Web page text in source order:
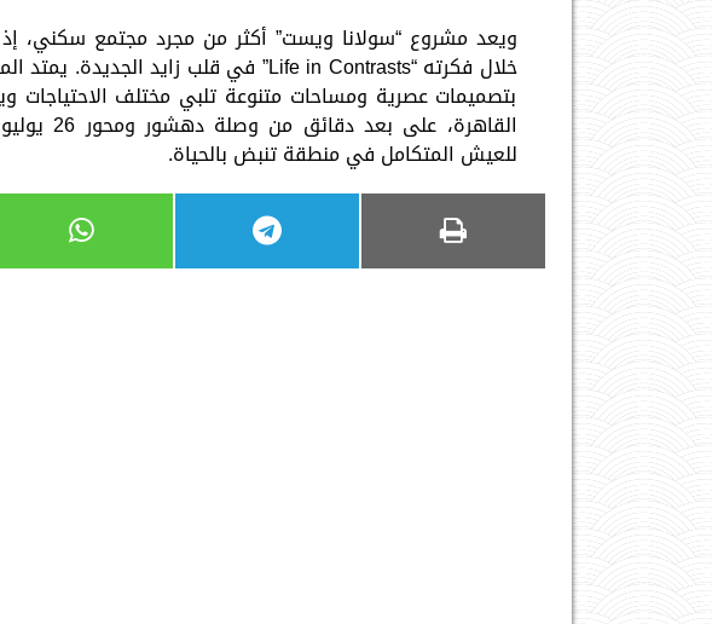
ويعد مشروع “سولانا ويست” أكثر من مجرد مجتمع سكني،
بتصميمات عصرية ومساحات متنوعة تلبي مختلف
القاهرة،
للعيش المتكامل في منطقة تنبض بالحياة.